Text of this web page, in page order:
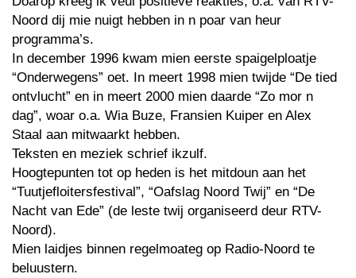
Noord dij mie nuigt hebben in n poar van heur
programma’s.
In december 1996 kwam mien eerste spaigelploatje
“Onderwegens” oet. In meert 1998 mien twijde “De tied
ontvlucht” en in meert 2000 mien daarde “Zo mor n
dag”, woar o.a. Wia Buze, Fransien Kuiper en Alex
Staal aan mitwaarkt hebben.
Teksten en meziek schrief ikzulf.
Hoogtepunten tot op heden is het mitdoun aan het
“Tuutjefloitersfestival”, “Oafslag Noord Twij” en “De
Nacht van Ede” (de leste twij organiseerd deur RTV-
Noord).
Mien laidjes binnen regelmoateg op Radio-Noord te
beluustern.